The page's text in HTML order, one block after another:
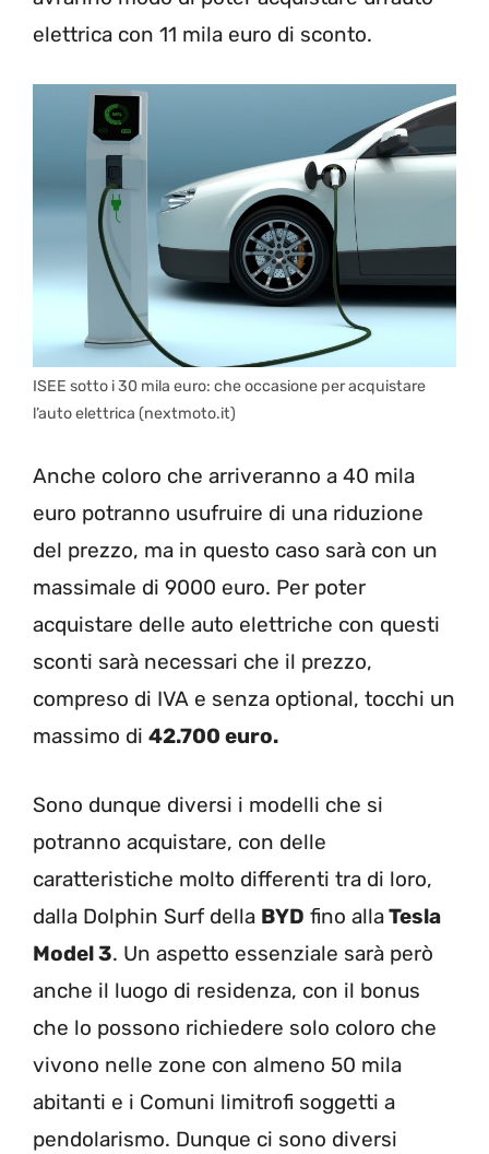
elettrica con 11 mila euro di sconto.
ISEE sotto i 30 mila euro: che occasione per acquistare
l’auto elettrica (nextmoto.it)
Anche coloro che arriveranno a 40 mila
euro potranno usufruire di una riduzione
del prezzo, ma in questo caso sarà con un
massimale di 9000 euro. Per poter
acquistare delle auto elettriche con questi
sconti sarà necessari che il prezzo,
compreso di IVA e senza optional, tocchi un
massimo di 42.700 euro.
Sono dunque diversi i modelli che si
potranno acquistare, con delle
caratteristiche molto differenti tra di loro,
dalla Dolphin Surf della BYD fino allaTesla
Model 3. Un aspetto essenziale sarà però
anche il luogo di residenza, con il bonus
che lo possono richiedere solo coloro che
vivono nelle zone con almeno 50 mila
abitanti e i Comuni limitrofi soggetti a
pendolarismo. Dunque ci sono diversi